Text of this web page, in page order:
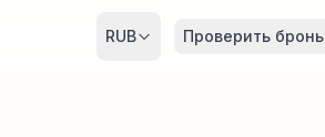
RUB Проверить бронь